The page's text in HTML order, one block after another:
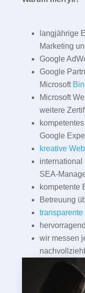
langjährige
Marketing
Google
Google
Microsoft
Microsoft
weitere
Google
kreative
international
SEA-
kompetente
Betreuung
wir messen